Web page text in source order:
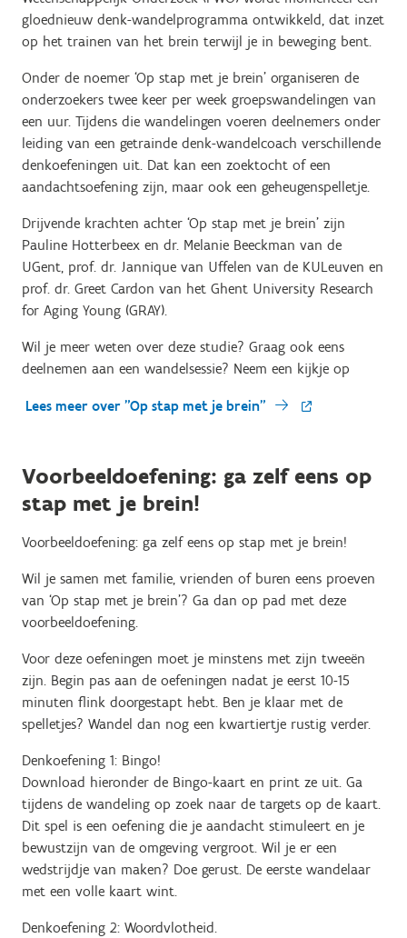
gloednieuw denk-wandelprogramma ontwikkeld, dat inzet
op het trainen van het brein terwijl je in beweging bent.
Onder de noemer ‘Op stap met je brein’ organiseren de
onderzoekers twee keer per week groepswandelingen van
een uur. Tijdens die wandelingen voeren deelnemers onder
leiding van een getrainde denk-wandelcoach verschillende
denkoefeningen uit. Dat kan een zoektocht of een
aandachtsoefening zijn, maar ook een geheugenspelletje.
Drijvende krachten achter ‘Op stap met je brein’ zijn
Pauline Hotterbeex en dr. Melanie Beeckman van de
UGent, prof. dr. Jannique van Uffelen van de KULeuven en
prof. dr. Greet Cardon van het Ghent University Research
for Aging Young (GRAY).
Wil je meer weten over deze studie? Graag ook eens
deelnemen aan een wandelsessie? Neem een kijkje op
Lees meer over "Op stap met je brein"
Voorbeeldoefening: ga zelf eens op
stap met je brein!
Voorbeeldoefening: ga zelf eens op stap met je brein!
Wil je samen met familie, vrienden of buren eens proeven
van ‘Op stap met je brein’? Ga dan op pad met deze
voorbeeldoefening.
Voor deze oefeningen moet je minstens met zijn tweeën
zijn. Begin pas aan de oefeningen nadat je eerst 10-15
minuten flink doorgestapt hebt. Ben je klaar met de
spelletjes? Wandel dan nog een kwartiertje rustig verder.
Denkoefening 1: Bingo!
Download hieronder de Bingo-kaart en print ze uit. Ga
tijdens de wandeling op zoek naar de targets op de kaart.
Dit spel is een oefening die je aandacht stimuleert en je
bewustzijn van de omgeving vergroot. Wil je er een
wedstrijdje van maken? Doe gerust. De eerste wandelaar
met een volle kaart wint.
Denkoefening 2: Woordvlotheid.